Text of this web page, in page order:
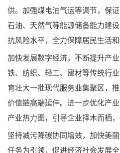
供。加强煤电油气运等调节，保
石油、天然气等能源储备能力建
抗风险水平，全力保障居民生活和
加快发展数字经济，不断提升产
铁、纺织、轻工、建材等传统行
育壮大一批现代服务业集聚区，
价值链高端延伸。进一步优化产
产业热力图，引导企业择木而栖
坚持减污降碳协同增效，加快美
任务为引领，促进经济社会发展